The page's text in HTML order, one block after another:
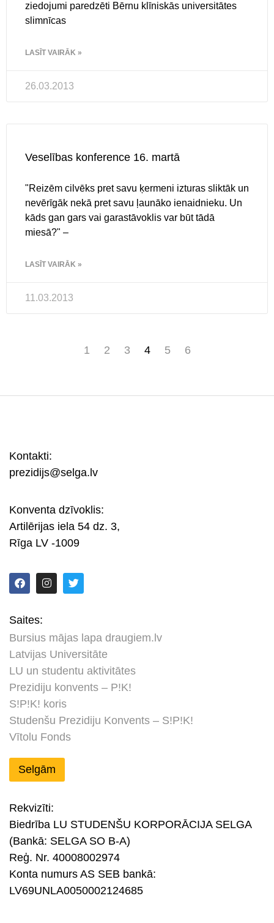
ziedojumi paredzēti Bērnu klīniskās universitātes
slimnīcas
LASĪT VAIRĀK »
26.03.2013
Veselības konference 16. martā
"Reizēm cilvēks pret savu ķermeni izturas sliktāk un
nevērīgāk nekā pret savu ļaunāko ienaidnieku. Un
kāds gan gars vai garastāvoklis var būt tādā
miesā?" –
LASĪT VAIRĀK »
11.03.2013
1 2 3 4 5 6
Kontakti:
prezidijs@selga.lv
Konventa dzīvoklis:
Artilērijas iela 54 dz. 3,
Rīga LV -1009
Saites:
Bursius mājas lapa draugiem.lv
Latvijas Universitāte
LU un studentu aktivitātes
Prezidiju konvents – P!K!
S!P!K! koris
Studenšu Prezidiju Konvents – S!P!K!
Vītolu Fonds
Selgām
Rekvizīti:
Biedrība LU STUDENŠU KORPORĀCIJA SELGA
(Bankā: SELGA SO B-A)
Reģ. Nr. 40008002974
Konta numurs AS SEB bankā:
LV69UNLA0050002124685